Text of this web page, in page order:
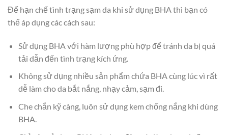
Để hạn chế tình trạng sạm da khi sử dụng BHA thì bạn có
thể áp dụng các cách sau:
Sử dụng BHA với hàm lượng phù hợp để tránh da bị quá
tải dẫn đến tình trạng kích ứng.
Không sử dụng nhiều sản phẩm chứa BHA cùng lúc vì rất
dễ làm cho da bắt nắng, nhạy cảm, sạm đi.
Che chắn kỹ càng, luôn sử dụng kem chống nắng khi dùng
BHA.